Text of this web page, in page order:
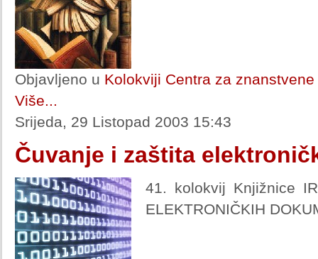
Objavljeno u Kolokviji Centra za
Više...
Srijeda, 29 Listopad 2003 15:43
Čuvanje i zaštita
41. kolokvij Knjižnice
ELEKTRONIČKIH